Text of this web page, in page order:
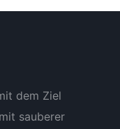
dem Ziel
sauberer